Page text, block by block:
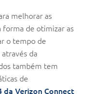
melhorar as
de otimizar as
o tempo de
da
também tem
de
Verizon Connect